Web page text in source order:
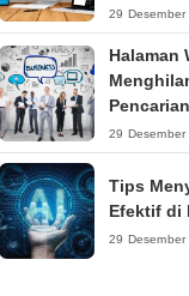
29 Desember
Halaman
29 Desember
Tips
Efektif di
29 Desember